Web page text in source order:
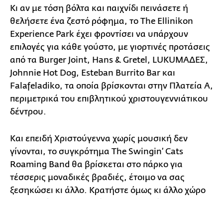
Κι αν με τόση βόλτα και παιχνίδι πεινάσετε ή
θελήσετε ένα ζεστό ρόφημα, το The Ellinikon
Experience Park έχει φροντίσει να υπάρχουν
επιλογές για κάθε γούστο, με γιορτινές προτάσεις
από τα Burger Joint, Hans & Gretel, LUKUMAΔΕΣ,
Johnnie Hot Dog, Esteban Burrito Bar και
Falafeladiko, τα οποία βρίσκονται στην Πλατεία Α,
περιμετρικά του επιβλητικού χριστουγεννιάτικου
δέντρου.
Και επειδή Χριστούγεννα χωρίς μουσική δεν
γίνονται, το συγκρότημα The Swingin’ Cats
Roaming Band θα βρίσκεται στο πάρκο για
τέσσερις μοναδικές βραδιές, έτοιμο να σας
ξεσηκώσει κι άλλο. Kρατήστε όμως κι άλλο χώρο